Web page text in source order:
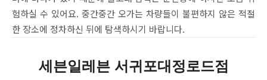
험하실 수 있어요. 중간중간 오가는 차량들이 불편하지 않은 적절
한 장소에 정차하신 뒤에 탐색하시기 바랍니다.